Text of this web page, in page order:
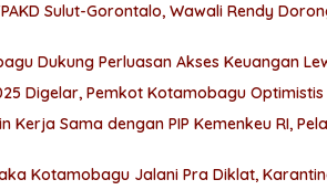
Sulut-Gorontalo, Wawali Rendy
Dukung Perluasan Akses Keuangan
Digelar, Pemkot Kotamobagu
Kerja Sama dengan PIP Kemenkeu RI,
Kotamobagu Jalani Pra Diklat,